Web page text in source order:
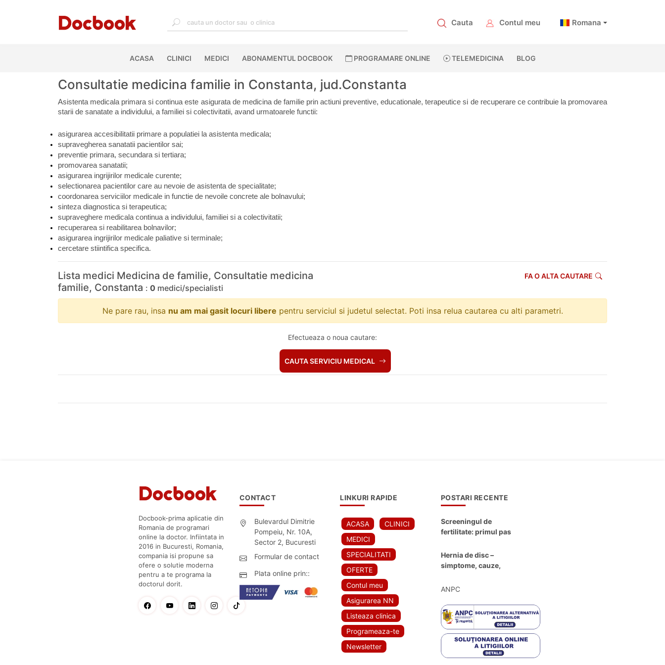
Cauta Contul meu Romana
ACASA(CURRENT)
CLINICI MEDICI ABONAMENTUL DOCBOOK PROGRAMARE ONLINE TELEMEDICINA BLOG
Consultatie medicina familie in Constanta, jud.Constanta
Asistenta medicala primara si continua este asigurata de medicina de familie prin actiuni preventive, educationale, terapeutice si de recuperare ce contribuie la promovarea
starii de sanatate a individului, a familiei si colectivitatii, avand urmatoarele functii:
asigurarea accesibilitatii primare a populatiei la asistenta medicala;
supravegherea sanatatii pacientilor sai;
preventie primara, secundara si tertiara;
promovarea sanatatii;
asigurarea ingrijirilor medicale curente;
selectionarea pacientilor care au nevoie de asistenta de specialitate;
coordonarea serviciilor medicale in functie de nevoile concrete ale bolnavului;
sinteza diagnostica si terapeutica;
supraveghere medicala continua a individului, familiei si a colectivitatii;
recuperarea si reabilitarea bolnavilor;
asigurarea ingrijirilor medicale paliative si terminale;
cercetare stiintifica specifica.
Lista medici Medicina de familie, Consultatie medicina
familie, Constanta : 0 medici/specialisti
FA O ALTA CAUTARE
Ne pare rau, insa nu am mai gasit locuri libere pentru serviciul si judetul selectat. Poti insa relua cautarea cu alti parametri.
Efectueaza o noua cautare:
CAUTA SERVICIU MEDICAL
Docbook-prima aplicatie din
Romania de programari
online la doctor. Infiintata in
2016 in Bucuresti, Romania,
compania isi propune sa
ofere o solutie moderna
pentru a te programa la
doctorul dorit.
CONTACT
Bulevardul Dimitrie
Pompeiu, Nr. 10A,
Sector 2, Bucuresti
Formular de contact
Plata online prin::
LINKURI RAPIDE
ACASA
CLINICI
MEDICI
SPECIALITATI
OFERTE
Contul meu
Asigurarea NN
Listeaza clinica
Programeaza-te
Newsletter
POSTARI RECENTE
Screeningul de
fertilitate: primul pas
Hernia de disc –
simptome, cauze,
moderne de
ANPC